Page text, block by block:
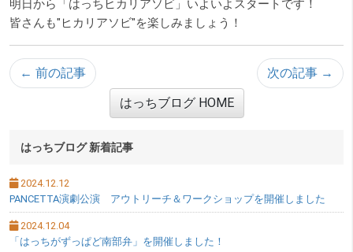
明日から「はっちヒカリアソビ」いよいよスタートです！
皆さんも"ヒカリアソビ"を楽しみましょう！
← 前の記事
次の記事 →
はっちブログ HOME
サブメニュー
はっちブログ 新着記事
2024.12.12
PANCETTA演劇公演 アウトリーチ＆ワークショップを開催しました
2024.12.04
「はっちがずっぱど南部弁」を開催しました！